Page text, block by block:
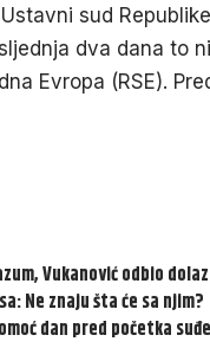
sud
dva dana to
Evropa (RSE).
Vukanović odbio
Ne znaju šta će sa njim?
dan pred početka